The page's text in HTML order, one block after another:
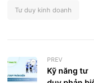
Tư duy kinh doanh
PREV
Kỹ năng tư